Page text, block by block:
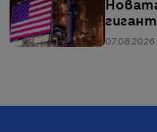
07.08.2026